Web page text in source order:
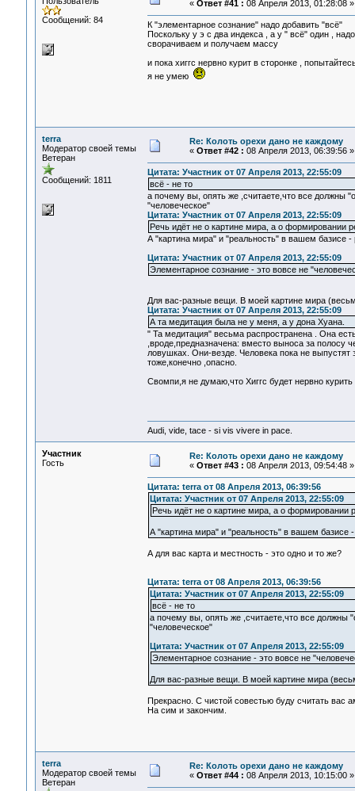
Сообщений: 84
« Ответ #41 : 08 Апреля 2013, 01:28:08 »
К "элементарное сознание" надо добавить "всё"
Поскольку у э с два индекса , а у " всё" один ,
сворачиваем и получаем массу
и пока хиггс нервно курит в сторонке ,
я не умею
terra
Модератор своей темы
Ветеран
Сообщений: 1811
Re: Колоть орехи дано не каждому
« Ответ #42 : 08 Апреля 2013, 06:39:56 »
Цитата: Участник от 07 Апреля 2013, 22:55:09
всё - не то
а почему вы, опять же ,считаете,что все
"человеческое"
Цитата: Участник от 07 Апреля 2013, 22:55:09
Речь идёт не о картине мира, а о формировании
А "картина мира" и "реальность" в вашем базисе
Цитата: Участник от 07 Апреля 2013, 22:55:09
Элементарное сознание - это вовсе не
Для вас-разные вещи. В моей картине мира
Цитата: Участник от 07 Апреля 2013, 22:55:09
А та медитация была не у меня, а у дона Хуана.
" Та медитация" весьма распространена . Она
,вроде,предназначена: вместо выноса за полосу
ловушках. Они-везде. Человека пока не
тоже,конечно ,опасно.
Свомпи,я не думаю,что Хиггс будет нервно
Audi, vide, tace - si vis vivere in pace.
Участник
Гость
Re: Колоть орехи дано не каждому
« Ответ #43 : 08 Апреля 2013, 09:54:48 »
Цитата: terra от 08 Апреля 2013, 06:39:56
Цитата: Участник от 07 Апреля 2013, 22:55:09
Речь идёт не о картине мира, а о формировании
А "картина мира" и "реальность" в вашем базисе
А для вас карта и местность - это одно и то же?
Цитата: terra от 08 Апреля 2013, 06:39:56
Цитата: Участник от 07 Апреля 2013, 22:55:09
всё - не то
а почему вы, опять же ,считаете,что все
"человеческое"
Цитата: Участник от 07 Апреля 2013, 22:55:09
Элементарное сознание - это вовсе не
Для вас-разные вещи. В моей картине мира
Прекрасно. С чистой совестью буду считать вас
На сим и закончим.
terra
Модератор своей темы
Ветеран
Re: Колоть орехи дано не каждому
« Ответ #44 : 08 Апреля 2013, 10:15:00 »